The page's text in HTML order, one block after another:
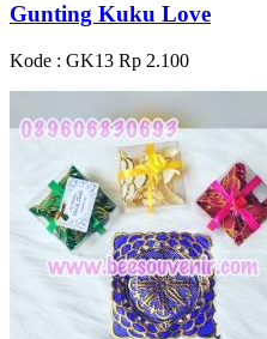
Gunting Kuku Love
Kode : GK13 Rp 2.100